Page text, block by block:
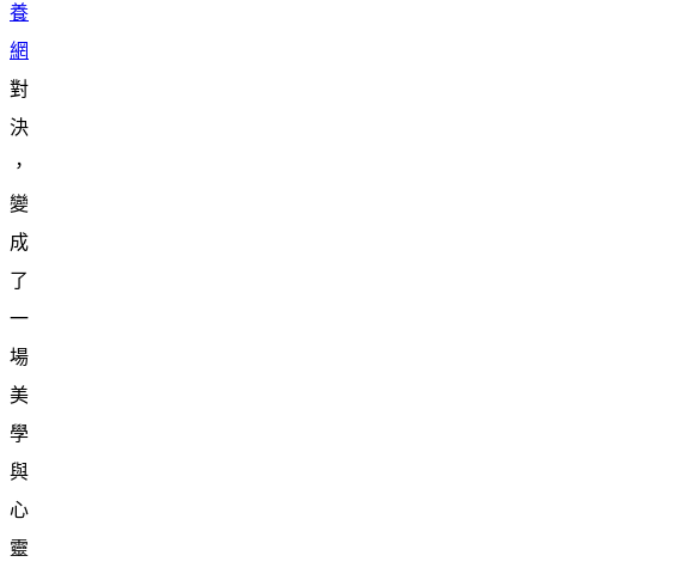
養
網
對
決
，
變
成
了
一
場
美
學
與
心
靈